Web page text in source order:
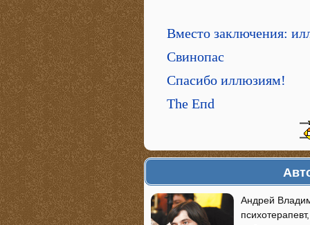
Вместо заключения:
Свинопас
Спасибо иллюзиям!
The Eпd
Андрей